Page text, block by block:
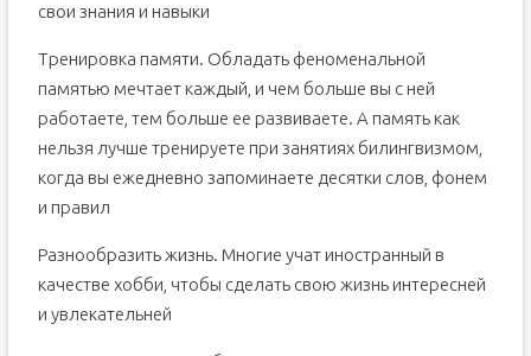
свои знания и навыки
Тренировка памяти. Обладать феноменальной
памятью мечтает каждый, и чем больше вы с ней
работаете, тем больше ее развиваете. А память как
нельзя лучше тренируете при занятиях билингвизмом,
когда вы ежедневно запоминаете десятки слов, фонем
и правил
Разнообразить жизнь. Многие учат иностранный в
качестве хобби, чтобы сделать свою жизнь интересней
и увлекательней